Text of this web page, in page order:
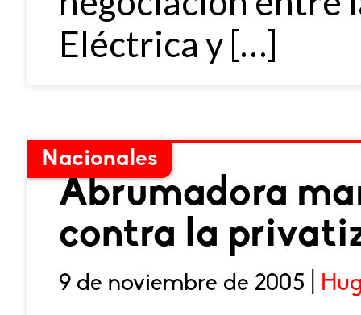
Eléctrica y […]
Nacionales
Abrumadora
contra la
9 de noviembre de 2005 |